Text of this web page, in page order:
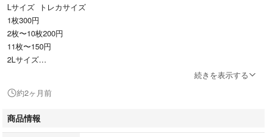
Lサイズ トレカサイズ
1枚300円
2枚〜10枚200円
11枚〜150円
2Lサイズ
▪️ L版〜トレカサイズ2Lサイズに
サイズ変更可能ですのでコメントにて御連絡よろしくお願い致します。
韓流ショップ品
続きを表示する
約2ヶ月前
商品情報